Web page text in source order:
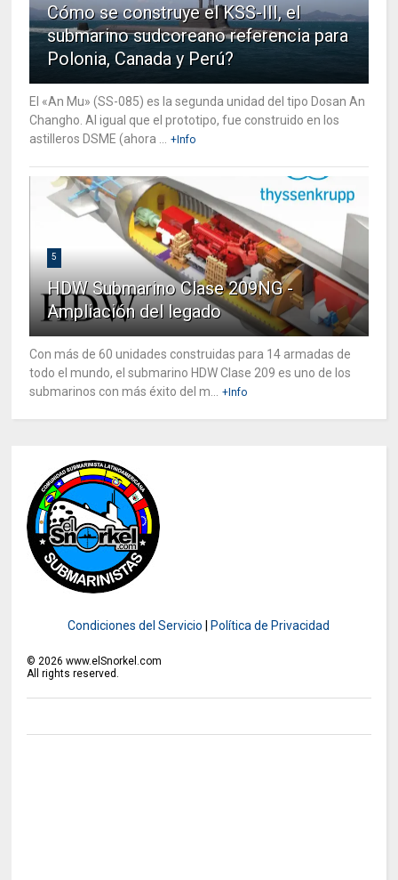
Cómo se construye el KSS-III, el
submarino sudcoreano referencia para
Polonia, Canada y Perú?
El «An Mu» (SS-085) es la segunda unidad del tipo Dosan An
Changho. Al igual que el prototipo, fue construido en los
astilleros DSME (ahora ...
+Info
5
HDW Submarino Clase 209NG -
Ampliación del legado
Con más de 60 unidades construidas para 14 armadas de
todo el mundo, el submarino HDW Clase 209 es uno de los
submarinos con más éxito del m...
+Info
Condiciones del Servicio Política de Privacidad
©2026 www.elSnorkel.com
All rights reserved.